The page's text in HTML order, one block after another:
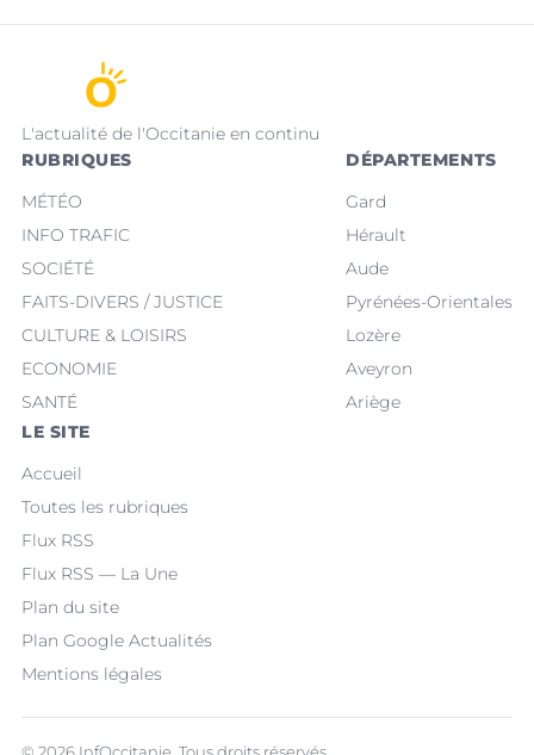
L'actualité de l'Occitanie en continu
RUBRIQUES
MÉTÉO
INFO TRAFIC
SOCIÉTÉ
FAITS-DIVERS / JUSTICE
CULTURE & LOISIRS
ECONOMIE
SANTÉ
DÉPARTEMENTS
Gard
Hérault
Aude
Pyrénées-Orientales
Lozère
Aveyron
Ariège
LE SITE
Accueil
Toutes les rubriques
Flux RSS
Flux RSS — La Une
Plan du site
Plan Google Actualités
Mentions légales